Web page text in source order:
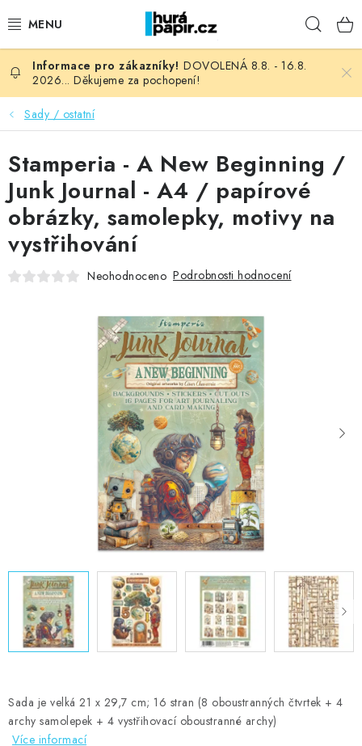
na
NOVINKY
HURÁ DÍLNA
VŠECHNO ZBOŽÍ
KNIHAŘSKÝ MATERIÁL
KURZY NATY LYSAK
OBLÍBENÉ ♥️
FOTORECENZE
MOJE OBJEDNÁVKA
Kontakty Moje objednávka
Oblíbené ♥️
Hodnocení obchodu
Obchodní podmínky
Podmínky ochrany osobních údajů
Ověřování recenzí
DOVOLENÁ 8.8. - 16.8.
2026... Děkujeme za pochopení!
Sady / ostatní
Sada je velká 21 x 29,7 cm; 16 stran (8 oboustranných čtvrtek + 4
archy samolepek + 4 vystřihovací oboustranné archy)
Více informací
Stamperia - A New Beginning /
Junk Journal - A4 / papírové
obrázky, samolepky, motivy na
vystřihování
Neohodnoceno Podrobnosti hodnocení